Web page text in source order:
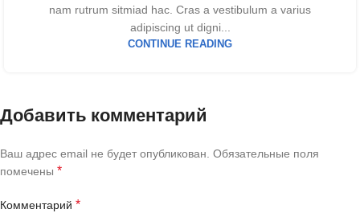
nam rutrum sitmiad hac. Cras a vestibulum a varius
adipiscing ut digni...
CONTINUE READING
Добавить комментарий
Ваш адрес email не будет опубликован. Обязательные поля
помечены *
Комментарий *